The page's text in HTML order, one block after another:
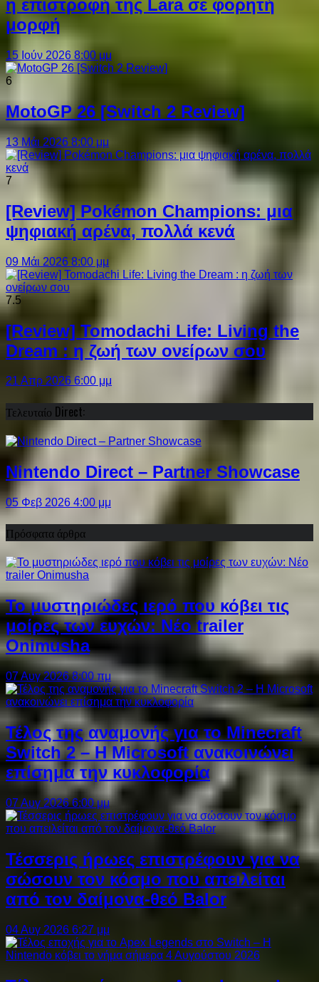
η επιστροφή της Lara σε φορητή
μορφή
15 Ιούν 2026 8:00 μμ
6
MotoGP 26 [Switch 2 Review]
13 Μάι 2026 8:00 μμ
7
[Review] Pokémon Champions: μια
ψηφιακή αρένα, πολλά κενά
09 Μάι 2026 8:00 μμ
7.5
[Review] Tomodachi Life: Living the
Dream : η ζωή των ονείρων σου
21 Απρ 2026 6:00 μμ
Τελευταίο Direct:
Nintendo Direct – Partner Showcase
05 Φεβ 2026 4:00 μμ
Πρόσφατα άρθρα
Το μυστηριώδες ιερό που κόβει τις
μοίρες των ευχών: Νέο trailer
Onimusha
07 Αυγ 2026 8:00 πμ
Τέλος της αναμονής για το Minecraft
Switch 2 – Η Microsoft ανακοινώνει
επίσημα την κυκλοφορία
07 Αυγ 2026 6:00 μμ
Τέσσερις ήρωες επιστρέφουν για να
σώσουν τον κόσμο που απειλείται
από τον δαίμονα-θεό Balor
04 Αυγ 2026 6:27 μμ